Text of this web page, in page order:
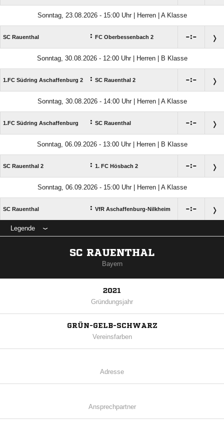
Sonntag, 23.08.2026 - 15:00 Uhr | Herren | A Klasse
SC Rauenthal : FC Oberbessenbach 2 :
Sonntag, 30.08.2026 - 12:00 Uhr | Herren | B Klasse
1.FC Südring Aschaffenburg 2 : SC Rauenthal 2 :
Sonntag, 30.08.2026 - 14:00 Uhr | Herren | A Klasse
1.FC Südring Aschaffenburg : SC Rauenthal :
Sonntag, 06.09.2026 - 13:00 Uhr | Herren | B Klasse
SC Rauenthal 2 : 1. FC Hösbach 2 :
Sonntag, 06.09.2026 - 15:00 Uhr | Herren | A Klasse
SC Rauenthal : VfR Aschaffenburg-Nilkheim :
Legende
SC RAUENTHAL
Bayern
2021
Gründungsjahr
GRÜN-GELB-SCHWARZ
Vereinsfarben
Adresse
Ansprechpartner